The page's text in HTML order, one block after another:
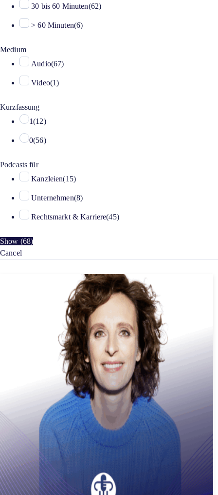
30 bis 60 Minuten(62)
> 60 Minuten(6)
Medium
Audio(67)
Video(1)
Kurzfassung
1(12)
0(56)
Podcasts für
Kanzleien(15)
Unternehmen(8)
Rechtsmarkt & Karriere(45)
Show (68)
Cancel